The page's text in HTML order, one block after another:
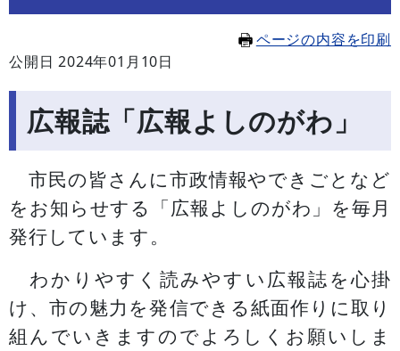
ページの内容を印刷
公開日 2024年01月10日
広報誌「広報よしのがわ」
市民の皆さんに市政情報やできごとなど
をお知らせする「広報よしのがわ」を毎月
発行しています。
わかりやすく読みやすい広報誌を心掛
け、市の魅力を発信できる紙面作りに取り
組んでいきますのでよろしくお願いしま